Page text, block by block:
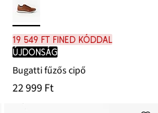
19 549 Ft FINED kóddal
újdonság
Bugatti fűzős cipő
22 999 Ft